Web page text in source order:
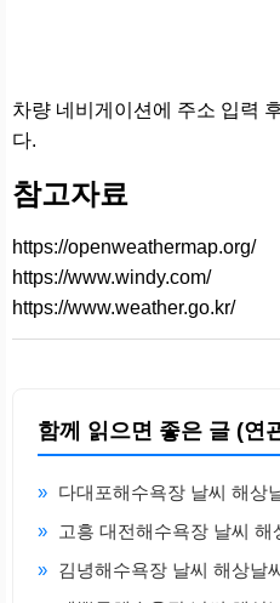
차량 네비게이션에 주소 입력
다.
참고자료
https://openweathermap.org/
https://www.windy.com/
https://www.weather.go.kr/
함께 읽으면 좋은 글 (연
» 다대포해수욕장 날씨 해상
»
고흥 대전해수욕장 날씨
» 김녕해수욕장 날씨 해상날